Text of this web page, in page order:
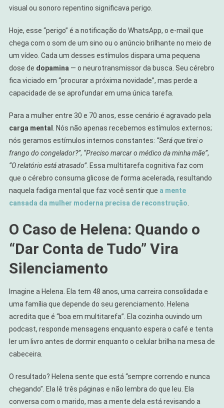
visual ou sonoro repentino significava perigo.
Hoje, esse “perigo” é a notificação do WhatsApp, o e-mail que
chega com o som de um sino ou o anúncio brilhante no meio de
um vídeo. Cada um desses estímulos dispara uma pequena
dose de dopamina — o neurotransmissor da busca. Seu cérebro
fica viciado em “procurar a próxima novidade”, mas perde a
capacidade de se aprofundar em uma única tarefa.
Para a mulher entre 30 e 70 anos, esse cenário é agravado pela
carga mental
. Nós não apenas recebemos estímulos externos;
nós geramos estímulos internos constantes: “Será que tirei o
frango do congelador?”, “Preciso marcar o médico da minha mãe”,
“O relatório está atrasado”. Essa multitarefa cognitiva faz com
que o cérebro consuma glicose de forma acelerada, resultando
naquela fadiga mental que faz você sentir que a mente
cansada da mulher moderna precisa de reconstrução
O Caso de Helena: Quando o
“Dar Conta de Tudo” Vira
Silenciamento
Imagine a Helena. Ela tem 48 anos, uma carreira consolidada e
uma família que depende do seu gerenciamento. Helena
acredita que é “boa em multitarefa”. Ela cozinha ouvindo um
podcast, responde mensagens enquanto espera o café e tenta
ler um livro antes de dormir enquanto o celular brilha na mesa de
cabeceira.
O resultado? Helena sente que está “sempre correndo e nunca
chegando”. Ela lê três páginas e não lembra do que leu. Ela
conversa com o marido, mas a mente dela está revisando a